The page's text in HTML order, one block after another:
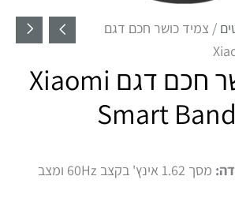
/ צמיד כושר חכם דגם
צמיד כושר חכם דגם Xiaomi
Smart
מסך 1.62 אינץ' בקצב 60Hz ומצב